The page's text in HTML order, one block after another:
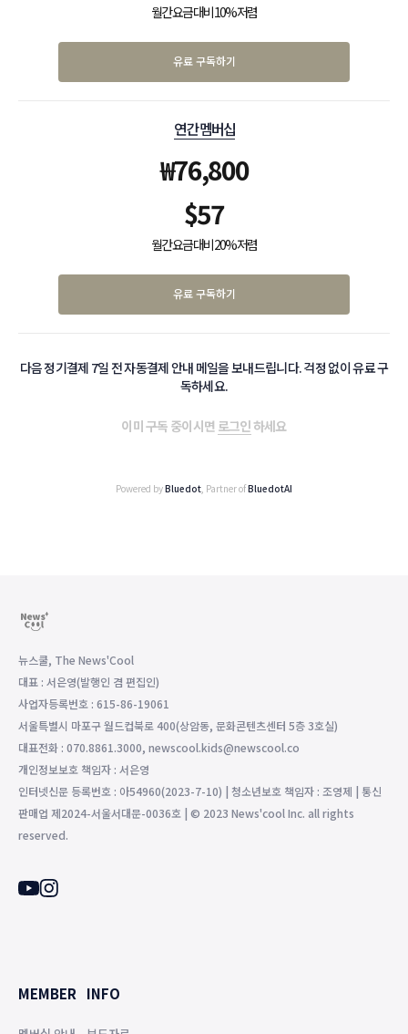
월간 요금 대비 10% 저렴
유료 구독하기
연간 멤버십
₩76,800
$57
월간 요금 대비 20% 저렴
유료 구독하기
다음 정기결제 7일 전 자동결제 안내 메일을 보내드립니다. 걱정 없이 유료 구
독하세요.
이미 구독 중이시면 로그인하세요
Powered byBluedot , Partner ofBluedotAI
뉴스쿨, The News'Cool
대표 : 서은영(발행인 겸 편집인)
사업자등록번호 : 615-86-19061
서울특별시 마포구 월드컵북로 400(상암동, 문화콘텐츠센터 5층 3호실)
대표전화 : 070.8861.3000, newscool.kids@newscool.co
개인정보보호 책임자 : 서은영
인터넷신문 등록번호 : 아54960(2023-7-10) | 청소년보호 책임자 : 조영제 | 통신
판매업 제2024-서울서대문-0036호 | © 2023 News'cool Inc. all rights
reserved.
MEMBER INFO